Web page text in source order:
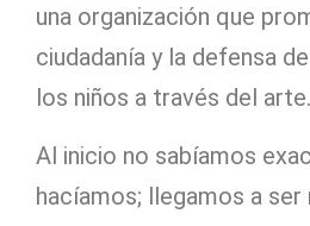
una organización que
ciudadanía y la defensa
los niños a través del arte.
Al inicio no sabíamos
hacíamos; llegamos a ser